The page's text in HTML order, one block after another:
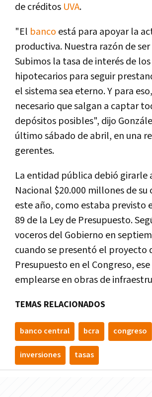
de créditos UVA.
"El banco está para apoyar la
productiva. Nuestra razón de
Subimos la tasa de interés de
hipotecarios para seguir
el sistema sea eterno. Y para
necesario que salgan a captar
depósitos posibles", dijo
último sábado de abril, en una
gerentes.
La entidad pública debió girarle
Nacional $20.000 millones de
este año, como estaba previsto
89 de la Ley de Presupuesto.
voceros del Gobierno en
cuando se presentó el proyecto
Presupuesto en el Congreso,
emplearse en obras de
TEMAS RELACIONADOS
banco central bcra congreso
inversiones tasas